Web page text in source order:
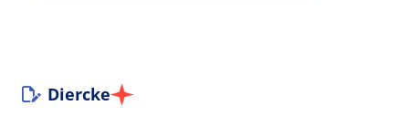
Diercke